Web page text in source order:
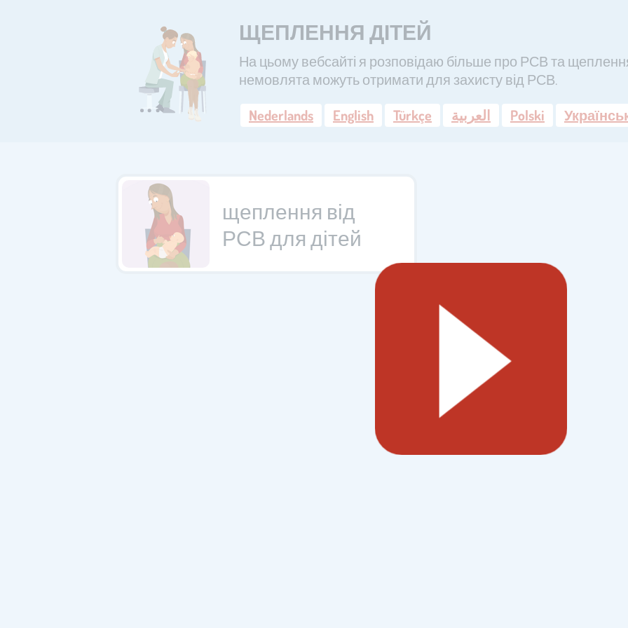
ЩЕПЛЕННЯ ДІТЕЙ
На цьому вебсайті я розповідаю більше про РСВ та
немовлята можуть отримати для захисту від РСВ.
Nederlands
English Türkçe العربية Polski
щеплення від
РСВ для дітей